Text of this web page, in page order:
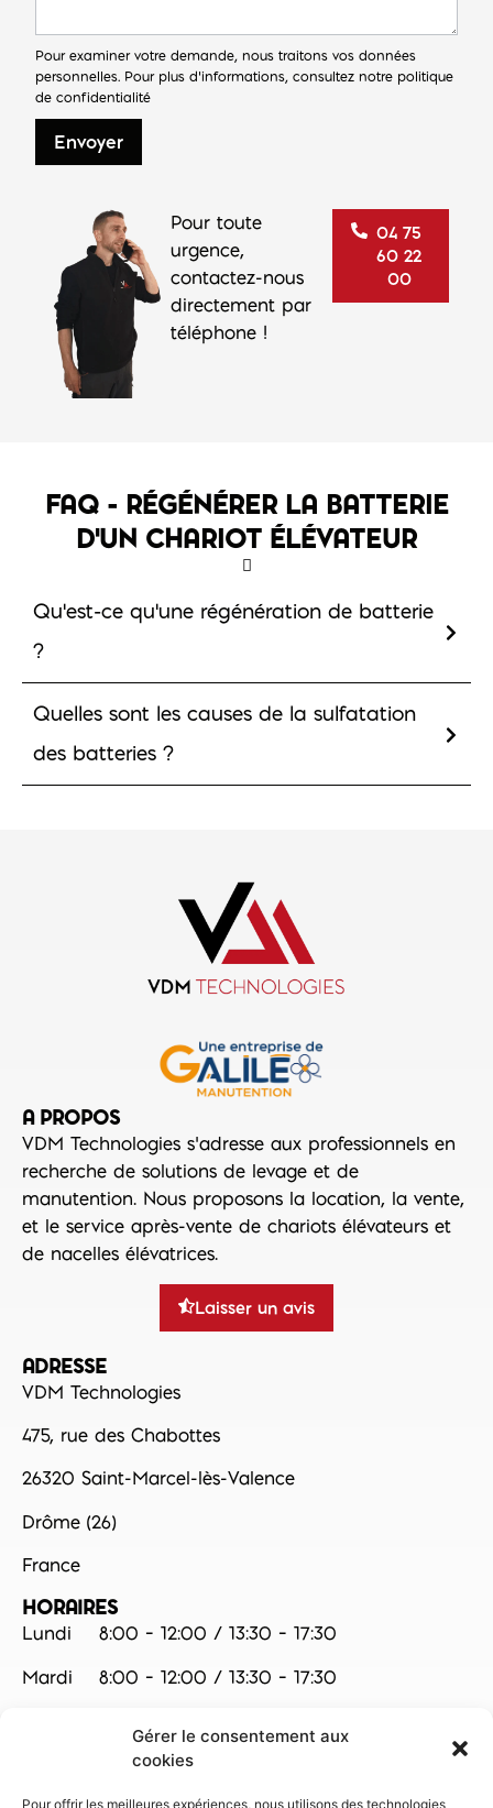
Gérer le consentement aux
cookies
Pour offrir les meilleures expériences, nous utilisons des technologies
Pour toute
urgence,
contactez-nous
directement par
téléphone !
04 75
60 22
00
Pour examiner votre demande, nous traitons vos données
personnelles. Pour plus d’informations, consultez notre politique
de confidentialité
Envoyer
FAQ - RÉGÉNÉRER LA BATTERIE
D'UN CHARIOT ÉLÉVATEUR
Qu'est-ce qu'une régénération de batterie
?
Quelles sont les causes de la sulfatation
des batteries ?
A PROPOS
VDM Technologies s’adresse aux professionnels en
recherche de solutions de levage et de
manutention. Nous proposons la location, la vente,
et le service après-vente de chariots élévateurs et
de nacelles élévatrices.
Laisser un avis
ADRESSE
VDM Technologies
475, rue des Chabottes
26320 Saint-Marcel-lès-Valence
Drôme (26)
France
HORAIRES
Lundi
Mardi
8:00 – 12:00 / 13:30 – 17:30
8:00 – 12:00 / 13:30 – 17:30
8:00 – 12:00 / 13:30 – 17:30